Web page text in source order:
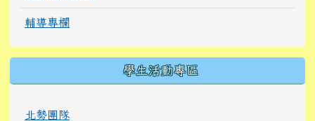
輔導專欄
學生活動專區
北勢團隊